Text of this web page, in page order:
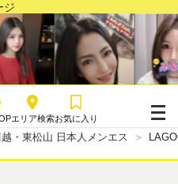
ジ
エリア検索お気に入り
越・東松山 日本人メンエス